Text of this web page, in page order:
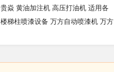
贵焱 黄油加注机 高压打油机 适用各
楼梯柱喷漆设备 万方自动喷漆机 万方